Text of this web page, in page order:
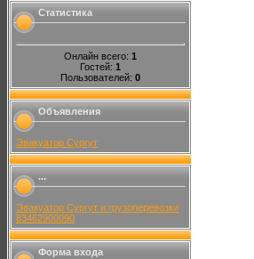
Статистика
Онлайн всего: 1
Гостей: 1
Пользователей: 0
Объявления
Эвакуатор Сургут
...
Эвакуатор Сургут и грузоперевозки
83462900090
Форма входа